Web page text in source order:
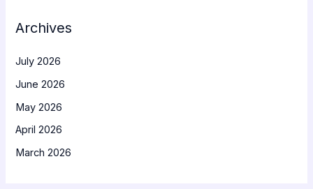
Archives
July 2026
June 2026
May 2026
April 2026
March 2026